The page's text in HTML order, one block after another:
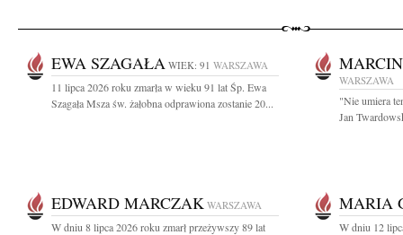
EWA SZAGAŁA WIEK: 91 WARSZAWA
11 lipca 2026 roku zmarła w wieku 91 lat Śp. Ewa
Szagała Msza św. żałobna odprawiona zostanie 20...
WARSZAWA
"Nie umiera
Jan
EDWARD MARCZAK WARSZAWA
W dniu 8 lipca 2026 roku zmarł przeżywszy 89 lat
MARIA
W dniu 12